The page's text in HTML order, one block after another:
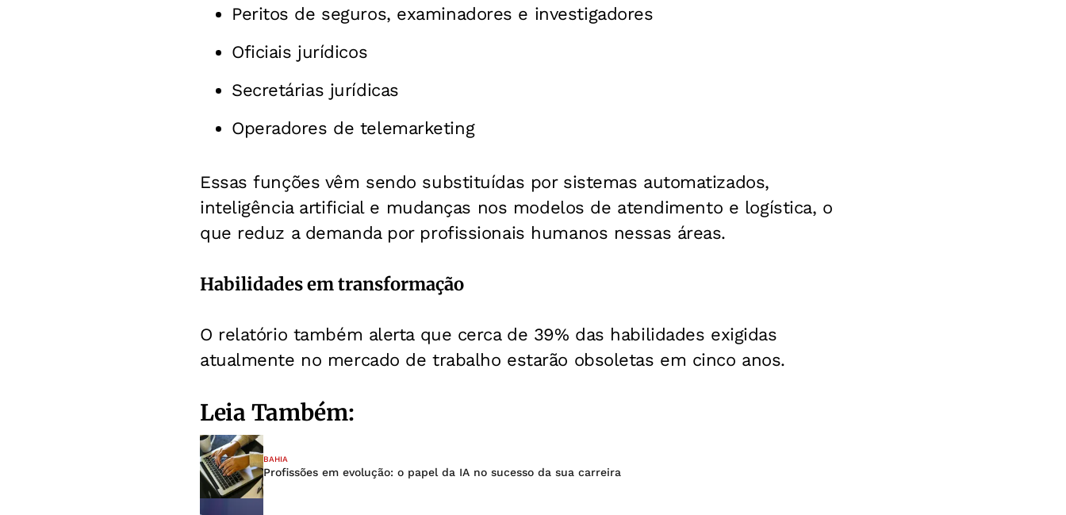
Peritos de seguros, examinadores e investigadores
Oficiais jurídicos
Secretárias jurídicas
Operadores de telemarketing
Essas funções vêm sendo substituídas por sistemas automatizados,
inteligência artificial e mudanças nos modelos de atendimento e logística, o
que reduz a demanda por profissionais humanos nessas áreas.
Habilidades em transformação
O relatório também alerta que cerca de 39% das habilidades exigidas
atualmente no mercado de trabalho estarão obsoletas em cinco anos.
Leia Também:
BAHIA
Profissões em evolução: o papel da IA no sucesso da sua carreira